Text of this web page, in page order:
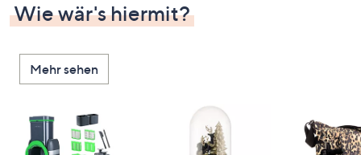
Wie wär's hiermit?
Mehr sehen